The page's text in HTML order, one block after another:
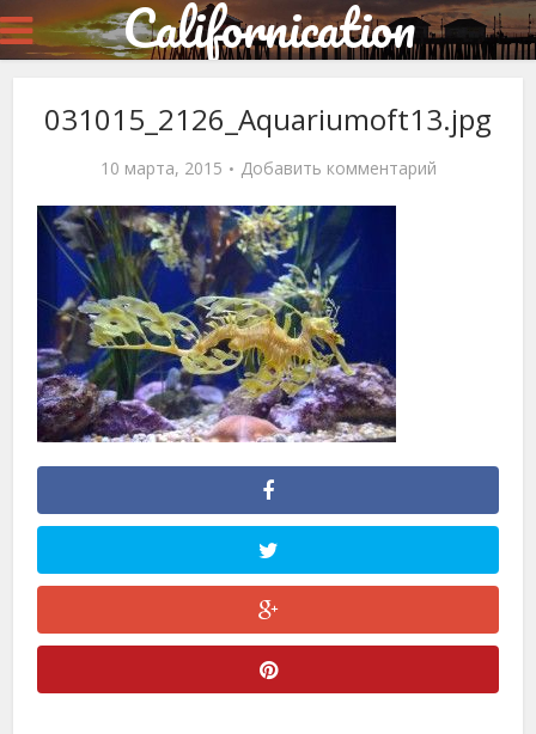
Californication
031015_2126_Aquariumoft13.jpg
10 марта, 2015 Добавить комментарий